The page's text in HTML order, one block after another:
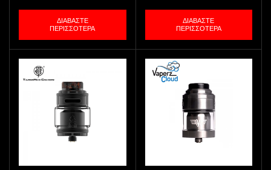
ΔΙΑΒΆΣΤΕ
ΠΕΡΙΣΣΌΤΕΡΑ
ΔΙΑΒΆΣΤΕ
ΠΕΡΙΣΣΌΤΕΡΑ